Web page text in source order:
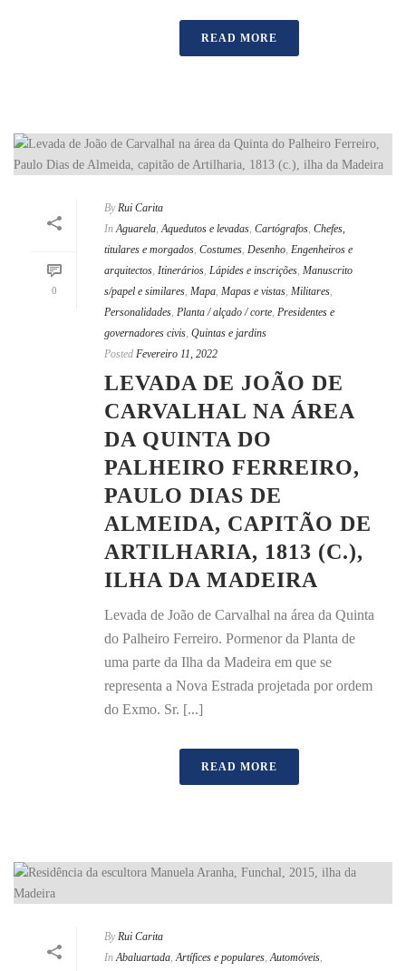
READ MORE
0
By Rui Carita
In Aguarela,Aquedutos e levadas, Cartógrafos, Chefes,
titulares e morgados, Costumes, Desenho, Engenheiros e
arquitectos, Itinerários, Lápides e inscrições, Manuscrito
s/papel e similares, Mapa, Mapas e vistas, Militares,
Personalidades, Planta / alçado / corte, Presidentes e
governadores civis, Quintas e jardins
Posted Fevereiro 11, 2022
LEVADA DE JOÃO DE
CARVALHAL NA ÁREA
DA QUINTA DO
PALHEIRO FERREIRO,
PAULO DIAS DE
ALMEIDA, CAPITÃO DE
ARTILHARIA, 1813 (C.),
ILHA DA MADEIRA
Levada de João de Carvalhal na área da Quinta
do Palheiro Ferreiro. Pormenor da Planta de
uma parte da Ilha da Madeira em que se
representa a Nova Estrada projetada por ordem
do Exmo. Sr. [...]
READ MORE
By Rui Carita
In Abaluartada,Artífices e populares,Automóveis,